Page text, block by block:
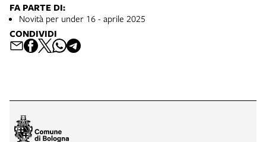
FA PARTE DI:
Novità per under 16 - aprile 2025
CONDIVIDI